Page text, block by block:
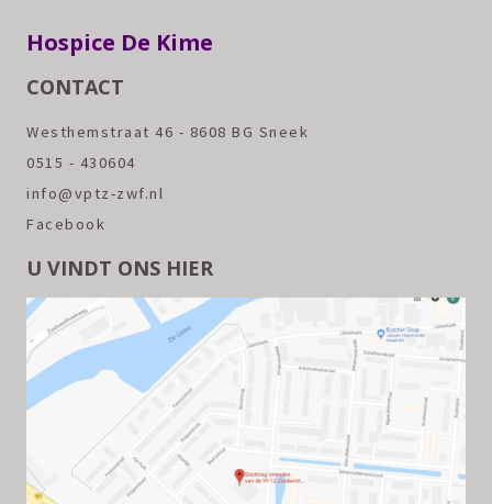
Hospice De Kime
CONTACT
Westhemstraat 46 - 8608 BG Sneek
0515 - 430604
info@vptz-zwf.nl
Facebook
U VINDT ONS HIER